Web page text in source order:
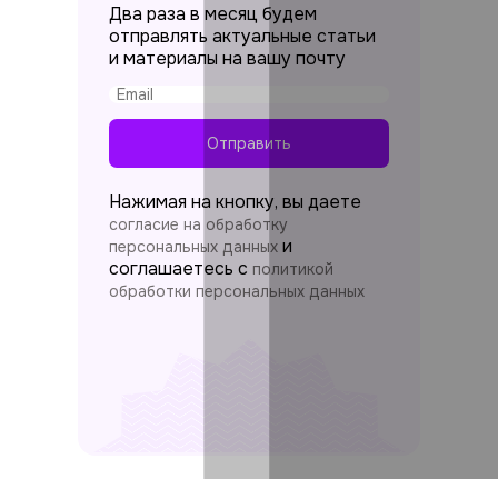
Два раза в месяц будем
отправлять актуальные статьи
и материалы на вашу почту
Отправить
Нажимая на кнопку, вы даете
согласие на обработку
персональных данных и
соглашаетесь c политикой
обработки персональных данных